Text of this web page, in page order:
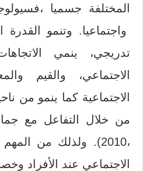
المختلفة جسميا
واجتماعيا. وتنمو
تدريجي، ينمي
الاجتماعي، والقيم
الاجتماعية كما ينمو من
من خلال التفاعل مع
،2010). ولذلك من
الاجتماعي عند الأفراد